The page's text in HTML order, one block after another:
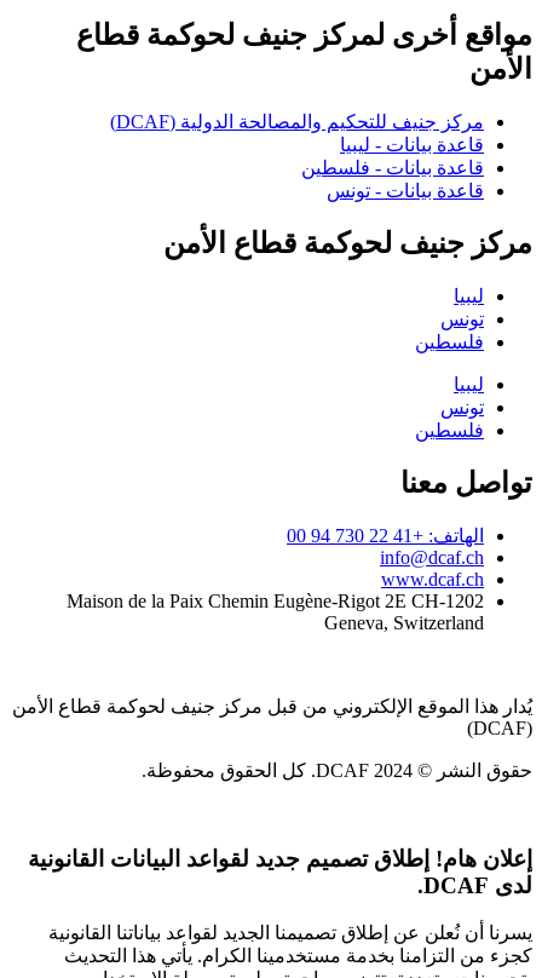
مواقع أخرى لمركز جنيف لحوكمة قطاع
الأمن
مركز جنيف للتحكيم والمصالحة الدولية (DCAF)
قاعدة بيانات - ليبيا
قاعدة بيانات - فلسطين
قاعدة بيانات - تونس
مركز جنيف لحوكمة قطاع الأمن
ليبيا
تونس
فلسطين
ليبيا
تونس
فلسطين
تواصل معنا
الهاتف: +41 22 730 94 00
info@dcaf.ch
www.dcaf.ch
Maison de la Paix Chemin Eugène-Rigot 2E CH-1202
Geneva, Switzerland
يُدار هذا الموقع الإلكتروني من قبل مركز جنيف لحوكمة قطاع الأمن
(DCAF)
حقوق النشر © 2024 DCAF. كل الحقوق محفوظة.
إعلان هام! إطلاق تصميم جديد لقواعد البيانات القانونية
لدى DCAF.
يسرنا أن نُعلن عن إطلاق تصميمنا الجديد لقواعد بياناتنا القانونية
كجزء من التزامنا بخدمة مستخدمينا الكرام. يأتي هذا التحديث